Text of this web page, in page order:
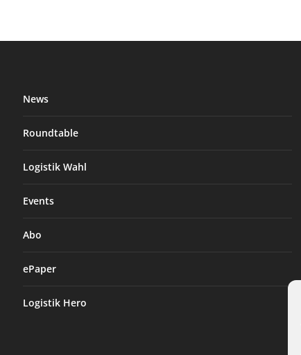
News
Roundtable
Logistik Wahl
Events
Abo
ePaper
Logistik Hero